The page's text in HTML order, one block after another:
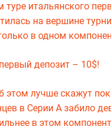
итальянского
на вершине
в одном
депозит – 10$!
этом лучше скажут
в Серии А забило
в этом